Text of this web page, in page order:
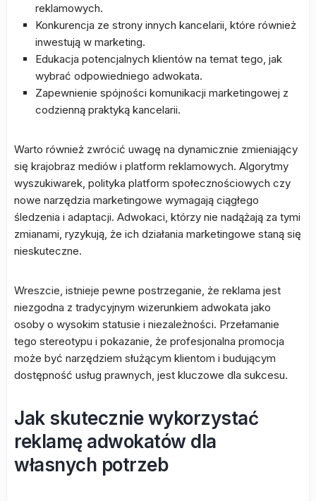
reklamowych.
Konkurencja ze strony innych kancelarii, które również
inwestują w marketing.
Edukacja potencjalnych klientów na temat tego, jak
wybrać odpowiedniego adwokata.
Zapewnienie spójności komunikacji marketingowej z
codzienną praktyką kancelarii.
Warto również zwrócić uwagę na dynamicznie zmieniający
się krajobraz mediów i platform reklamowych. Algorytmy
wyszukiwarek, polityka platform społecznościowych czy
nowe narzędzia marketingowe wymagają ciągłego
śledzenia i adaptacji. Adwokaci, którzy nie nadążają za tymi
zmianami, ryzykują, że ich działania marketingowe staną się
nieskuteczne.
Wreszcie, istnieje pewne postrzeganie, że reklama jest
niezgodna z tradycyjnym wizerunkiem adwokata jako
osoby o wysokim statusie i niezależności. Przełamanie
tego stereotypu i pokazanie, że profesjonalna promocja
może być narzędziem służącym klientom i budującym
dostępność usług prawnych, jest kluczowe dla sukcesu.
Jak skutecznie wykorzystać
reklamę adwokatów dla
własnych potrzeb